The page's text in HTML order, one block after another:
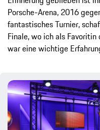
Porsche-Arena, 2016
fantastisches Turnier,
Finale, wo ich als
war eine wichtige